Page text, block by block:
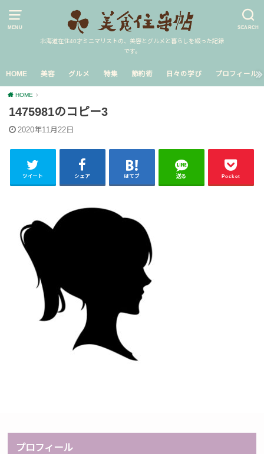
MENU SEARCH
北海道在住40才ミニマリストの、美容とグルメと暮らしを綴った記録
です。
HOME 美容 グルメ 特集 節約術 日々の学び プロフィール
HOME
1475981のコピー3
2020年11月22日
ツイート シェア はてブ 送る Pocket
プロフィール